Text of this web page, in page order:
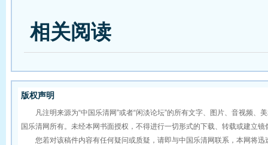
相关阅读
版权声明
凡注明来源为“中国乐清网”或者“闲淡论坛”的所有文字、图片、音视频、
国乐清网所有。未经本网书面授权，不得进行一切形式的下载、转载或建立镜
您若对该稿件内容有任何疑问或质疑，请即与中国乐清网联系，本网将迅